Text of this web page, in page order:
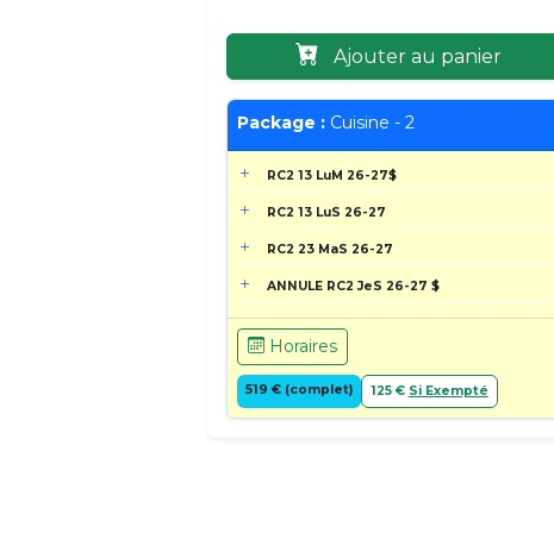
Ajouter au panier
Package : Cuisine - 2
RC2 13 LuM 26-27$
RC2 13 LuS 26-27
RC2 23 MaS 26-27
ANNULE RC2 JeS 26-27 $
Horaires
519 € (complet) 125 € Si Exempté